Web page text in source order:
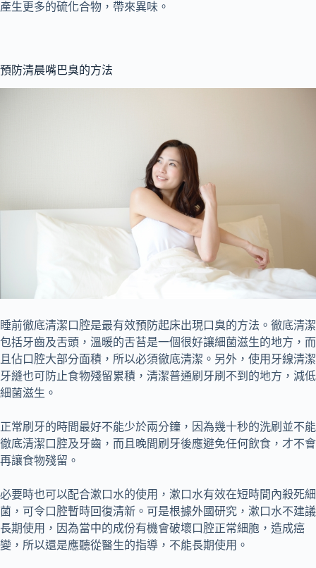
產生更多的硫化合物，帶來異味。
預防清晨嘴巴臭的方法
睡前徹底清潔口腔是最有效預防起床出現口臭的方法。徹底清潔
包括牙齒及舌頭，溫暖的舌苔是一個很好讓細菌滋生的地方，而
且佔口腔大部分面積，所以必須徹底清潔。另外，使用牙線清潔
牙縫也可防止食物殘留累積，清潔普通刷牙刷不到的地方，減低
細菌滋生。
正常刷牙的時間最好不能少於兩分鐘，因為幾十秒的洗刷並不能
徹底清潔口腔及牙齒，而且晚間刷牙後應避免任何飲食，才不會
再讓食物殘留。
必要時也可以配合漱口水的使用，漱口水有效在短時間內殺死細
菌，可令口腔暫時回復清新。可是根據外國研究，漱口水不建議
長期使用，因為當中的成份有機會破壞口腔正常細胞，造成癌
變，所以還是應聽從醫生的指導，不能長期使用。